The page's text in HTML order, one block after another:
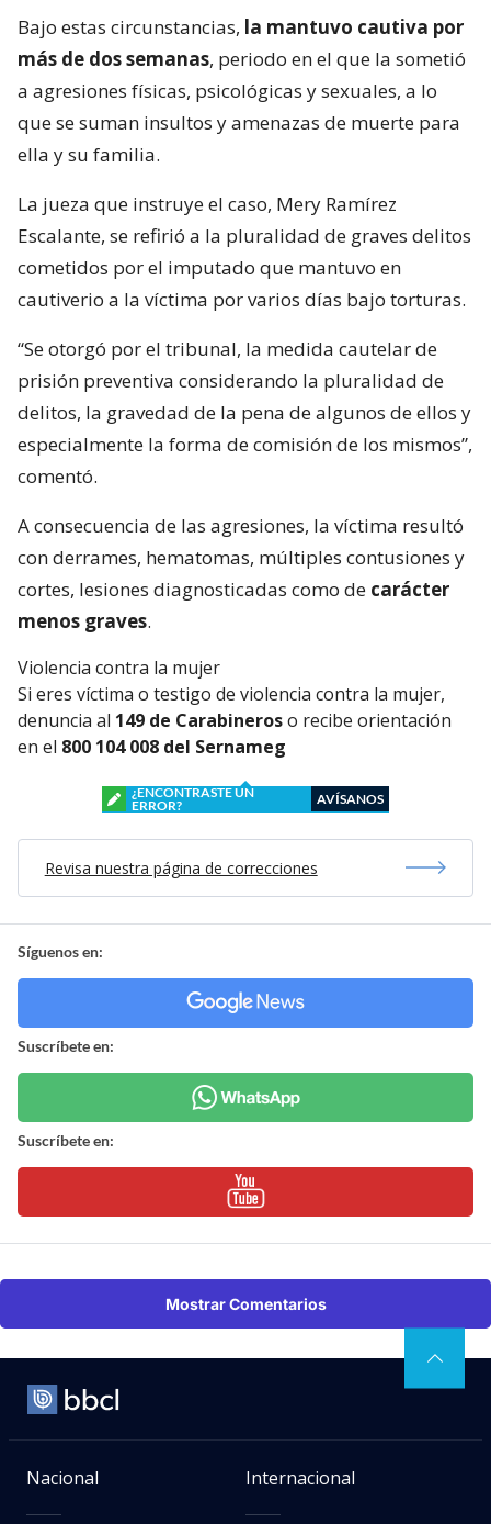
Bajo estas circunstancias, la mantuvo cautiva por
más de dos semanas, periodo en el que la sometió
a agresiones físicas, psicológicas y sexuales, a lo
que se suman insultos y amenazas de muerte para
ella y su familia.
La jueza que instruye el caso, Mery Ramírez
Escalante, se refirió a la pluralidad de graves delitos
cometidos por el imputado que mantuvo en
cautiverio a la víctima por varios días bajo torturas.
“Se otorgó por el tribunal, la medida cautelar de
prisión preventiva considerando la pluralidad de
delitos, la gravedad de la pena de algunos de ellos y
especialmente la forma de comisión de los mismos”,
comentó.
A consecuencia de las agresiones, la víctima resultó
con derrames, hematomas, múltiples contusiones y
cortes, lesiones diagnosticadas como de carácter
menos graves.
Violencia contra la mujer
Si eres víctima o testigo de violencia contra la mujer,
denuncia al 149 de Carabineroso recibe orientación
en el 800 104 008 del Sernameg
¿ENCONTRASTE UN
ERROR?
AVÍSANOS
Revisa nuestra página de correcciones
Síguenos en:
Suscríbete en:
Suscríbete en:
Mostrar Comentarios
Nacional Internacional